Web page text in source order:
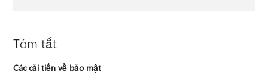
Tóm tắt
Các cải tiến về bảo mật